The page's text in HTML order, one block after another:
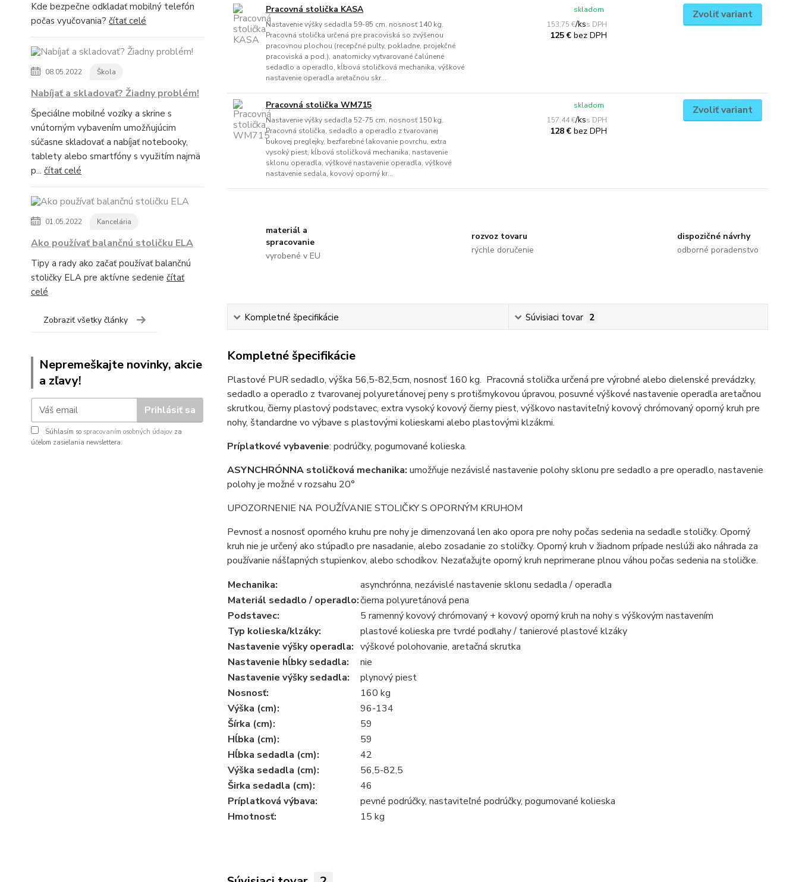
Kde bezpečne odkladať mobilný telefón
počas vyučovania? čítať celé
08.05.2022 Škola
Nabíjať a skladovať? Žiadny problém!
Špeciálne mobilné vozíky a skrine s
vnútorným vybavením umožňujúcim
súčasne skladovať a nabíjať notebooky,
tablety alebo smartfóny s využitím najmä
p... čítať celé
01.05.2022 Kancelária
Ako používať balančnú stoličku ELA
Tipy a rady ako začať používať balančnú
stoličky ELA pre aktívne sedenie čítať
celé
Zobraziť všetky články
Nepremeškajte novinky, akcie
a zľavy!
Prihlásiť sa
Súhlasím so spracovaním osobných údajov za
účelom zasielania newslettera.
Pracovná stolička KASA
Nastavenie výšky sedadla 59-85 cm, nosnosť 140 kg.
Pracovná stolička určená pre pracoviská so zvýšenou
pracovnou plochou (recepčné pulty, pokladne, projekčné
pracoviská a pod.), anatomicky vytvarované čalúnené
sedadlo a operadlo, kĺbová stoličková mechanika, výškové
nastavenie operadla aretačnou skr...
153,75 €/ks
125 €bez DPH
skladom Zvoliť variant
Pracovná stolička WM715
Nastavenie výšky sedadla 52-75 cm, nosnosť 150 kg.
Pracovná stolička, sedadlo a operadlo z tvarovanej
bukovej preglejky, bezfarebné lakovanie povrchu, extra
vysoký piest, kĺbová stoličková mechanika, nastavenie
sklonu operadla, výškové nastavenie operadla, výškové
nastavenie sedala, kovový oporný kr...
157,44 €/ks
128 €bez DPH
skladom Zvoliť variant
materiál a
spracovanie
vyrobené v EU
rozvoz tovaru
rýchle doručenie
dispozičné návrhy
odborné poradenstvo
Kompletné špecifikácie Súvisiaci tovar 2
Kompletné špecifikácie
Plastové PUR sedadlo, výška 56,5-82,5cm, nosnosť 160 kg. Pracovná stolička určená pre výrobné alebo dielenské prevádzky,
sedadlo a operadlo z tvarovanej polyuretánovej peny s protišmykovou úpravou, posuvné výškové nastavenie operadla aretačnou
skrutkou, čierny plastový podstavec, extra vysoký kovový čierny piest, výškovo nastaviteľný kovový chrómovaný oporný kruh pre
nohy, štandardne vo výbave s plastovými kolieskami alebo plastovými klzákmi.
Príplatkové vybavenie: podrúčky, pogumované kolieska.
ASYNCHRÓNNA stoličková mechanika: umožňuje nezávislé nastavenie polohy sklonu pre sedadlo a pre operadlo, nastavenie
polohy je možné v rozsahu 20°
UPOZORNENIE NA POUŽÍVANIE STOLIČKY S OPORNÝM KRUHOM
Pevnosť a nosnosť oporného kruhu pre nohy je dimenzovaná len ako opora pre nohy počas sedenia na sedadle stoličky. Oporný
kruh nie je určený ako stúpadlo pre nasadanie, alebo zosadanie zo stoličky. Oporný kruh v žiadnom prípade neslúži ako náhrada za
používanie nášľapných stupienkov, alebo schodíkov. Nezaťažujte oporný kruh neprimerane plnou váhou počas sedenia na stoličke.
Mechanika:
asynchrónna, nezávislé nastavenie sklonu sedadla / operadla
Materiál sedadlo / operadlo:čierna polyuretánová pena
Podstavec:
5 ramenný kovový chrómovaný + kovový oporný kruh na nohy s výškovým nastavením
Typ kolieska/klzáky:
plastové kolieska pre tvrdé podlahy / tanierové plastové klzáky
Nastavenie výšky operadla: výškové polohovanie, aretačná skrutka
Nastavenie hĺbky sedadla:
nie
Nastavenie výšky sedadla:
plynový piest
Nosnosť:
160 kg
Výška (cm):
96-134
Šírka (cm):
59
Hĺbka (cm):
59
Hĺbka sedadla (cm):
42
Výška sedadla (cm):
56,5-82,5
Širka sedadla (cm):
46
Príplatková výbava:
pevné podrúčky, nastaviteľné podrúčky, pogumované kolieska
Hmotnosť:
15 kg